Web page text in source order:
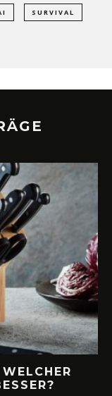
SURVIVAL